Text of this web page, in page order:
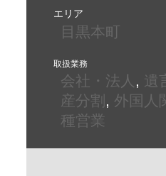
エリア
目黒本町
取扱業務
会社・法人 , 遺
産分割 , 外国人
種営業